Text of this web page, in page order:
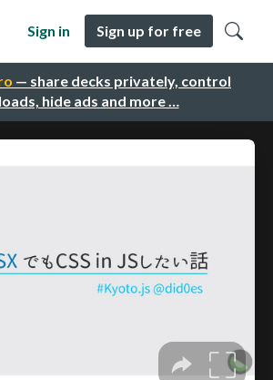
— share decks privately, control
hide ads and more …
Sign in Sign up for free